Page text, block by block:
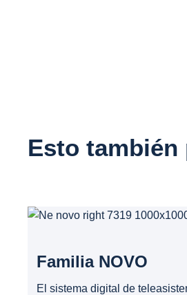
Esto también
Familia NOVO
El sistema digital de